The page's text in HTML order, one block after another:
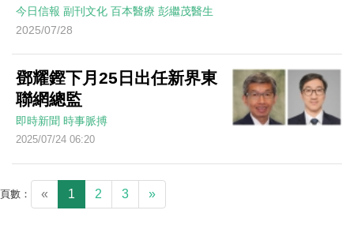
今日信報 副刊文化 百本醫療 彭繼茂醫生
2025/07/28
鄧耀鏗下月25日出任新界東
聯網總監
即時新聞 時事脈搏
2025/07/24 06:20
頁數： « 1 2 3 »